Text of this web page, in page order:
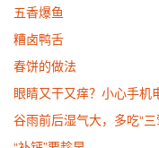
五香爆鱼
糟卤鸭舌
春饼的做法
眼睛又干又痒？小心手机
谷雨前后湿气大，多吃“